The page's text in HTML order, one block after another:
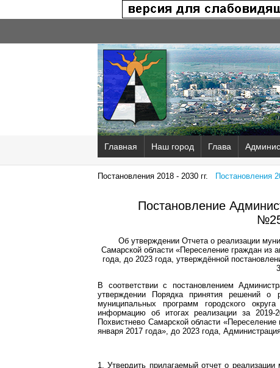
Главная Наш город Глава
Постановления 2018 - 2030 гг. Постановления
Постановление
Об утверждении Отчета о реализации
Самарской области «Переселение граждан из
года, до 2023 года, утверждённой
В соответствии с постановлением
утверждении Порядка принятия решений о
муниципальных программ городского
информацию об итогах реализации за 2019-
Похвистнево Самарской области
января 2017 года», до 2023 года,
1. Утвердить прилагаемый отчет о